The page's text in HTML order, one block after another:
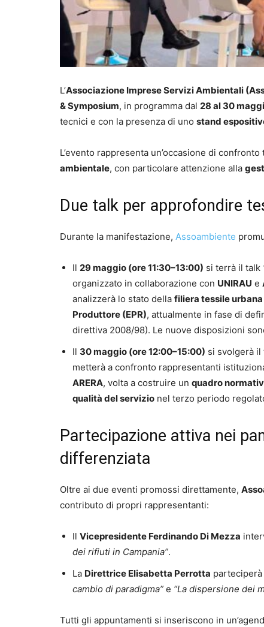
L’Associazione Imprese Servizi Ambientali
& Symposium, in programma dal 28 al 30
tecnici e con la presenza di uno stand
L’evento rappresenta un’occasione di confronto
ambientale, con particolare attenzione alla
Due talk per approfondire
Durante la manifestazione, Assoambiente
Il 29 maggio (ore 11:30–13:00) si terrà il talk
organizzato in collaborazione con UNIRAU e
analizzerà lo stato della filiera tessile urbana
Produttore (EPR), attualmente in fase di
direttiva 2008/98). Le nuove disposizioni
Il 30 maggio (ore 12:00–15:00) si svolgerà il
metterà a confronto rappresentanti
ARERA, volta a costruire un quadro
qualità del servizio nel terzo periodo
Partecipazione attiva nei
differenziata
Oltre ai due eventi promossi direttamente,
contributo di propri rappresentanti:
Il Vicepresidente Ferdinando Di Mezza
dei rifiuti in Campania”.
La Direttrice Elisabetta Perrotta
cambio di paradigma” e “La dispersione dei
Tutti gli appuntamenti si inseriscono in